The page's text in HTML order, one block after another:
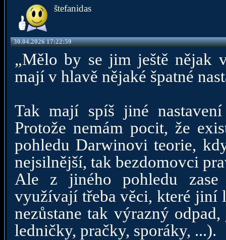
štefanidas
30.04.2026 17:22:59
„Mělo by se jim ještě nějak
mají v hlavě nějaké špatné
Tak mají spíš jiné nastavení
Protože nemám pocit, že
pohledu Darwinovi teorie,
nejsilnější, tak bezdomovci
Ale z jiného pohledu zase
využívají třeba věci, které jiní
nezůstane tak výrazný
ledničky, pračky, sporáky, ...).